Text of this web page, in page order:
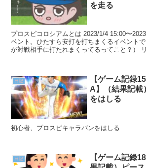
を走る
プロスピコロシアムとは 2023/1/4 15:00〜
ベント。ひたすら安打を打ちまくるイベント
が対戦相手に打たれまくってるってこと？）
日記
【ゲーム記録
A】（結果記載
をはしる
初心者、プロスピキャラバンをはしる
日記
【ゲーム記録